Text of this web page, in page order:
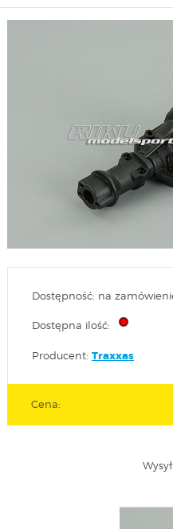
Dostępność: na
Dostępna ilość:
Producent: Traxxas
Cena: